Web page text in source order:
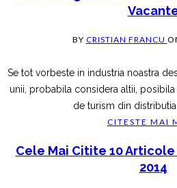
BY CRISTIAN FRANCU
Se tot vorbeste in industria noastra
unii, probabila considera altii,
de turism din distributia
CITESTE MAI
Cele Mai Citite 10
2014